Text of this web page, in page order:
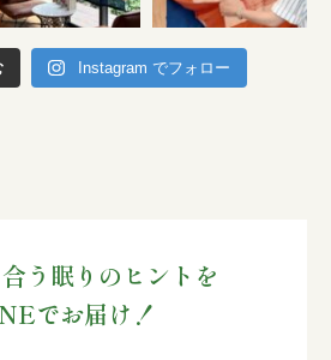
Instagram でフォロー
う眠りのヒントを
でお届け！